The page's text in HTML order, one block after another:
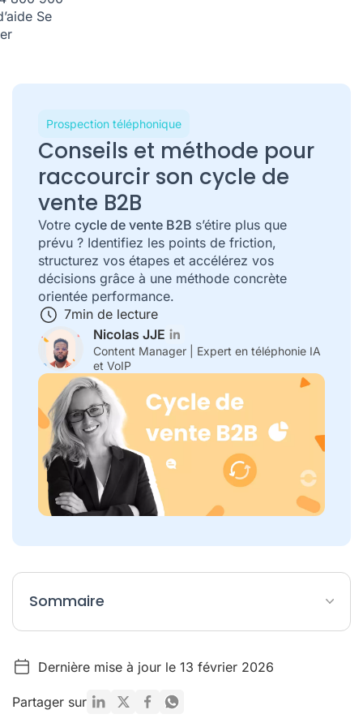
Se
Prospection téléphonique
Conseils et méthode pour
raccourcir son cycle de
vente B2B
Votre cycle de vente B2B s’étire plus que
prévu ? Identifiez les points de friction,
structurez vos étapes et accélérez vos
décisions grâce à une méthode concrète
orientée performance.
7min de lecture
Nicolas JJE
Content Manager | Expert en téléphonie IA
et VoIP
Sommaire
8 conseils pour réduire la durée de son cycle de vente B2B
Reprendre le contrôle de son cycle de vente B2B
Dernière mise à jour le 13 février 2026
Partager sur